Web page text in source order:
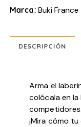
Marca: Buki France
DESCRIPCIÓN
Arma el
colócala en la
competidores.
¡Mira cómo